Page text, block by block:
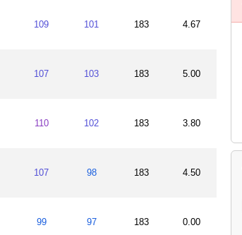
109 101 183 4.67
107 103 183 5.00
110 102 183 3.80
107 98 183 4.50
99 97 183 0.00